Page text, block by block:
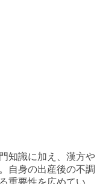
知識に加え、漢方や
自身の出産後の不調